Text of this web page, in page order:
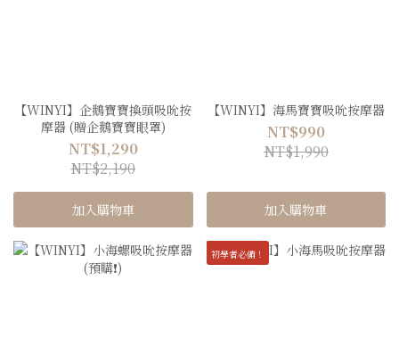
【WINYI】企鵝寶寶換頭吸吮按
摩器 (贈企鵝寶寶眼罩)
NT$1,290
NT$2,190
加入購物車
【WINYI】海馬寶寶吸吮按摩器
NT$990
NT$1,990
加入購物車
初學者必備！